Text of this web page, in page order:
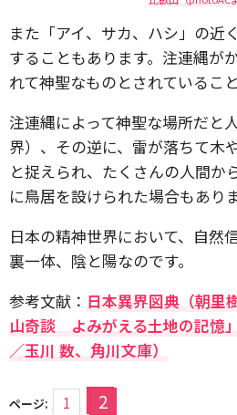
また「アイ、サカ、ハシ」の近
することもあります。注連縄が
れて神聖なものとされているこ
注連縄によって神聖な場所だと
界）、その逆に、雷が落ちて木
と捉えられ、たくさんの人間か
に鳥居を設けられた場合もあり
日本の精神世界において、自然
裏一体、陰と陽なのです。
参考文献： 日本異界図典（朝里
山奇談 よみがえる土地の記憶
／玉川 数、角川文庫）
ページ: 1 2